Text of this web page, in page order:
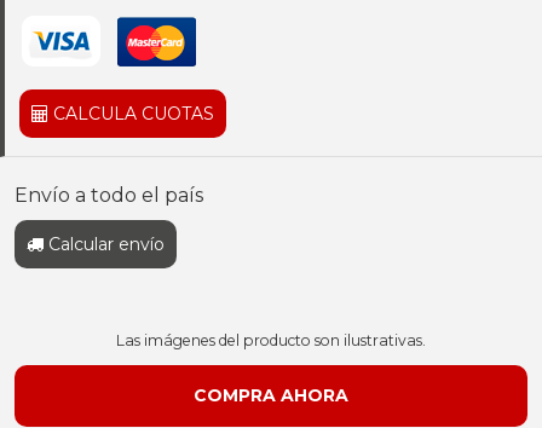
CALCULA CUOTAS
Envío a todo el país
Calcular envío
Las imágenes del producto son ilustrativas.